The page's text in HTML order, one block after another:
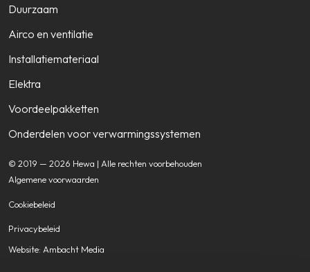
Duurzaam
Airco en ventilatie
Installatiemateriaal
Elektra
Voordeelpakketten
Onderdelen voor verwarmingssystemen
© 2019 — 2026 Hewa | Alle rechten voorbehouden
Algemene voorwaarden
Cookiebeleid
Privacybeleid
Website: Ambacht Media